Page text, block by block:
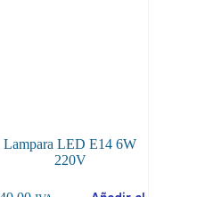
Lampara LED E14 6W
220V